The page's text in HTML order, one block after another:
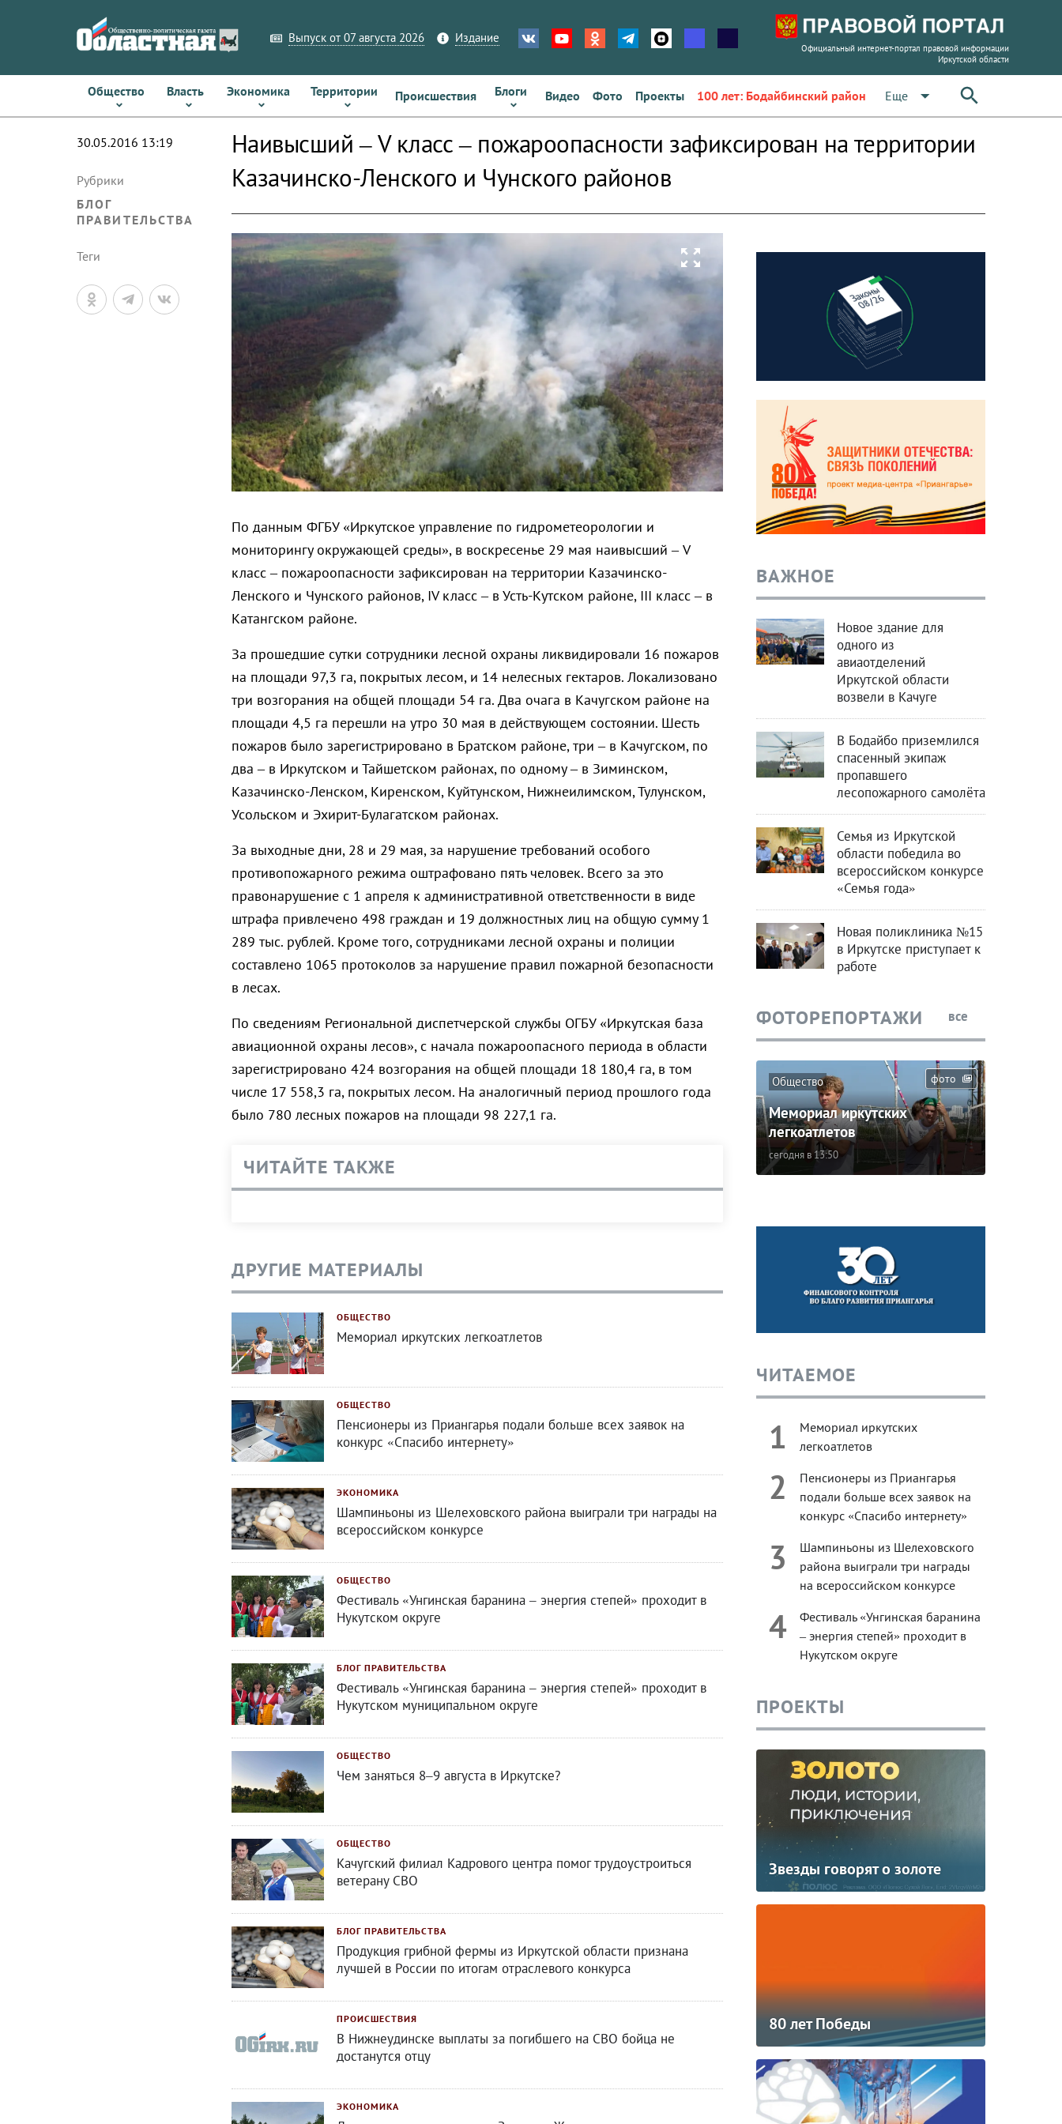
Выпуск от 07 августа 2026 Издание
Официальный интернет-портал правовой информации
Иркутской области
Общество Власть Экономика Территории Происшествия Блоги Видео Фото Проекты 100 лет: Бодайбинский район Еще arrow_drop_down
30.05.2016 13:19
Рубрики
БЛОГ
ПРАВИТЕЛЬСТВА
Теги
Наивысший – V класс – пожароопасности зафиксирован на территории
Казачинско-Ленского и Чунского районов
zoom_out_map
По данным ФГБУ «Иркутское управление по гидрометеорологии и
мониторингу окружающей среды», в воскресенье 29 мая наивысший – V
класс – пожароопасности зафиксирован на территории Казачинско-
Ленского и Чунского районов, IV класс – в Усть-Кутском районе, III класс – в
Катангском районе.
За прошедшие сутки сотрудники лесной охраны ликвидировали 16 пожаров
на площади 97,3 га, покрытых лесом, и 14 нелесных гектаров. Локализовано
три возгорания на общей площади 54 га. Два очага в Качугском районе на
площади 4,5 га перешли на утро 30 мая в действующем состоянии. Шесть
пожаров было зарегистрировано в Братском районе, три – в Качугском, по
два – в Иркутском и Тайшетском районах, по одному – в Зиминском,
Казачинско-Ленском, Киренском, Куйтунском, Нижнеилимском, Тулунском,
Усольском и Эхирит-Булагатском районах.
За выходные дни, 28 и 29 мая, за нарушение требований особого
противопожарного режима оштрафовано пять человек. Всего за это
правонарушение с 1 апреля к административной ответственности в виде
штрафа привлечено 498 граждан и 19 должностных лиц на общую сумму 1
289 тыс. рублей. Кроме того, сотрудниками лесной охраны и полиции
составлено 1065 протоколов за нарушение правил пожарной безопасности
в лесах.
По сведениям Региональной диспетчерской службы ОГБУ «Иркутская база
авиационной охраны лесов», с начала пожароопасного периода в области
зарегистрировано 424 возгорания на общей площади 18 180,4 га, в том
числе 17 558,3 га, покрытых лесом. На аналогичный период прошлого года
было 780 лесных пожаров на площади 98 227,1 га.
ЧИТАЙТЕ ТАКЖЕ
ДРУГИЕ МАТЕРИАЛЫ
ОБЩЕСТВО
Мемориал иркутских легкоатлетов
ОБЩЕСТВО
Пенсионеры из Приангарья подали больше всех заявок на
конкурс «Спасибо интернету»
ЭКОНОМИКА
Шампиньоны из Шелеховского района выиграли три награды на
всероссийском конкурсе
ОБЩЕСТВО
Фестиваль «Унгинская баранина – энергия степей» проходит в
Нукутском округе
БЛОГ ПРАВИТЕЛЬСТВА
Фестиваль «Унгинская баранина – энергия степей» проходит в
Нукутском муниципальном округе
ОБЩЕСТВО
Чем заняться 8–9 августа в Иркутске?
ОБЩЕСТВО
Качугский филиал Кадрового центра помог трудоустроиться
ветерану СВО
БЛОГ ПРАВИТЕЛЬСТВА
Продукция грибной фермы из Иркутской области признана
лучшей в России по итогам отраслевого конкурса
ПРОИСШЕСТВИЯ
В Нижнеудинске выплаты за погибшего на СВО бойца не
достанутся отцу
ЭКОНОМИКА
ВАЖНОЕ
Новое здание для
одного из
авиаотделений
Иркутской области
возвели в Качуге
В Бодайбо приземлился
спасенный экипаж
пропавшего
лесопожарного самолёта
Семья из Иркутской
области победила во
всероссийском конкурсе
«Семья года»
Новая поликлиника №15
в Иркутске приступает к
работе
ФОТОРЕПОРТАЖИ все
фото
Общество
Мемориал иркутских
легкоатлетов
сегодня в 13:50
ЧИТАЕМОЕ
1
Мемориал иркутских
легкоатлетов
2
Пенсионеры из Приангарья
подали больше всех заявок на
конкурс «Спасибо интернету»
3
Шампиньоны из Шелеховского
района выиграли три награды
на всероссийском конкурсе
4
Фестиваль «Унгинская баранина
– энергия степей» проходит в
Нукутском округе
ПРОЕКТЫ
Звезды говорят о золоте
80 лет Победы